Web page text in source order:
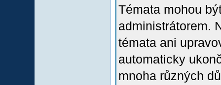
Témata mohou
administrátorem.
témata ani
automaticky
mnoha různých